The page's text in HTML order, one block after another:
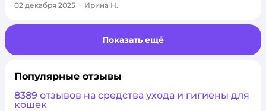
02 декабря 2025 · Ирина Н.
Показать ещё
Популярные отзывы
8389 отзывов на средства ухода и гигиены для
кошек